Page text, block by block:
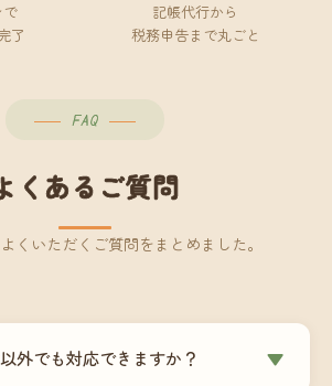
で
了
記帳代行から
税務申告まで丸ごと
FAQ
くあるご質問
くいただくご質問をまとめました。
外でも対応できますか？ ▼